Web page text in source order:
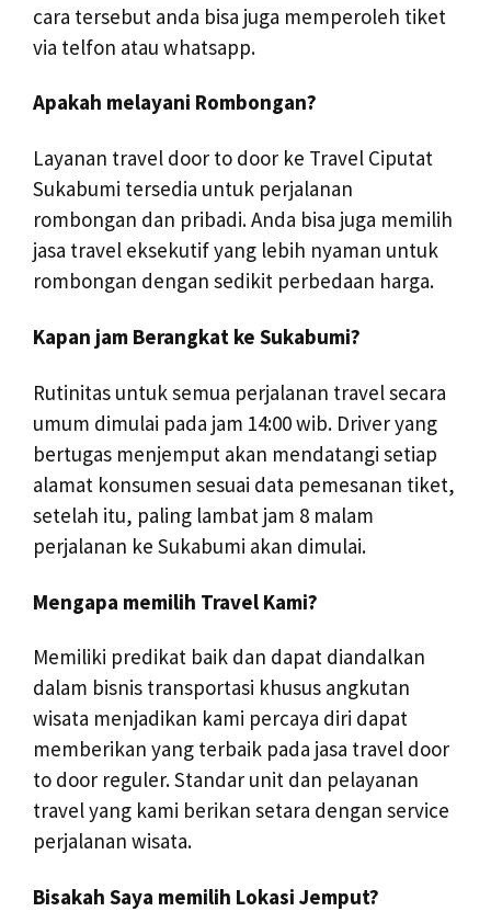
cara tersebut anda bisa juga memperoleh tiket
via telfon atau whatsapp.
Apakah melayani Rombongan?
Layanan travel door to door ke Travel Ciputat
Sukabumi tersedia untuk perjalanan
rombongan dan pribadi. Anda bisa juga memilih
jasa travel eksekutif yang lebih nyaman untuk
rombongan dengan sedikit perbedaan harga.
Kapan jam Berangkat ke Sukabumi?
Rutinitas untuk semua perjalanan travel secara
umum dimulai pada jam 14:00 wib. Driver yang
bertugas menjemput akan mendatangi setiap
alamat konsumen sesuai data pemesanan tiket,
setelah itu, paling lambat jam 8 malam
perjalanan ke Sukabumi akan dimulai.
Mengapa memilih Travel Kami?
Memiliki predikat baik dan dapat diandalkan
dalam bisnis transportasi khusus angkutan
wisata menjadikan kami percaya diri dapat
memberikan yang terbaik pada jasa travel door
to door reguler. Standar unit dan pelayanan
travel yang kami berikan setara dengan service
perjalanan wisata.
Bisakah Saya memilih Lokasi Jemput?